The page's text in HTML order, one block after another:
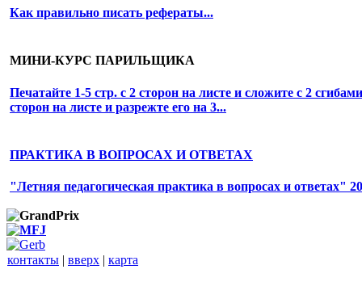
Как правильно писать рефераты...
МИНИ-КУРС ПАРИЛЬЩИКА
Печатайте 1-5 стр. с 2 сторон на листе и сложите с 2
сторон на листе и разрежте его на 3...
ПРАКТИКА В ВОПРОСАХ И ОТВЕТАХ
"Летняя педагогическая практика в вопросах и ответах"
контакты | вверх | карта